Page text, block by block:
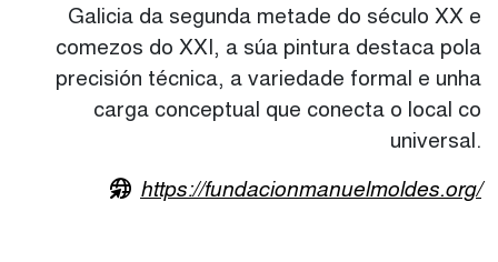
Galicia da segunda metade do século XX e
comezos do XXI, a súa pintura destaca pola
precisión técnica, a variedade formal e unha
carga conceptual que conecta o local co
universal.
https://fundacionmanuelmoldes.org/